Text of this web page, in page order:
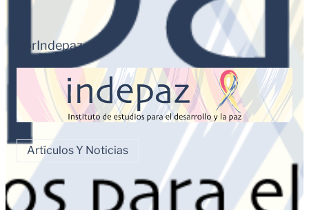
porIndepaz
Artículos Y Noticias